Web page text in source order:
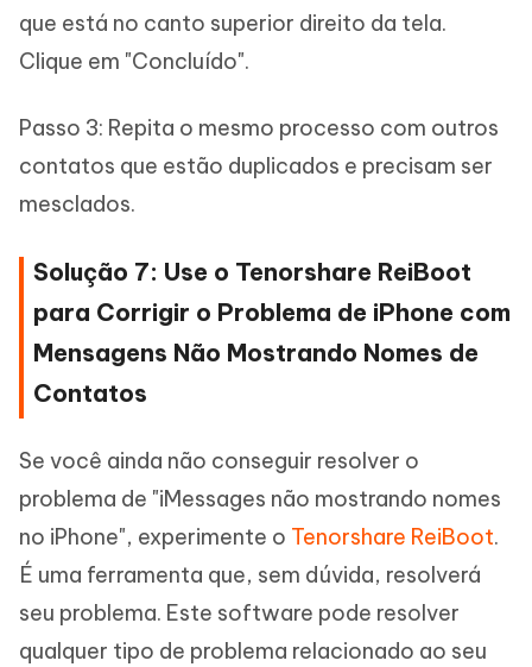
que está no canto superior direito da tela.
Clique em "Concluído".
Passo 3: Repita o mesmo processo com outros
contatos que estão duplicados e precisam ser
mesclados.
Solução 7: Use o Tenorshare ReiBoot
para Corrigir o Problema de iPhone com
Mensagens Não Mostrando Nomes de
Contatos
Se você ainda não conseguir resolver o
problema de "iMessages não mostrando nomes
no iPhone", experimente o Tenorshare ReiBoot.
É uma ferramenta que, sem dúvida, resolverá
seu problema. Este software pode resolver
qualquer tipo de problema relacionado ao seu